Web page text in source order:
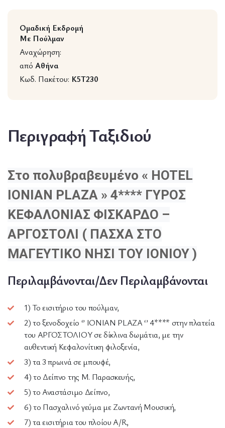
Ομαδική Εκδρομή
Με Πούλμαν
Αναχώρηση:
από Αθήνα
Κωδ. Πακέτου: K5T230
Περιγραφή Ταξιδιού
Στο πολυβραβευμένο « HOTEL
IONIAN PLAZA » 4**** ΓΥΡΟΣ
ΚΕΦΑΛΟΝΙΑΣ ΦΙΣΚΑΡΔΟ –
ΑΡΓΟΣΤΟΛΙ ( ΠΑΣΧΑ ΣΤΟ
ΜΑΓΕΥΤΙΚΟ ΝΗΣΙ ΤΟΥ ΙΟΝΙΟΥ )
Περιλαμβάνονται/Δεν Περιλαμβάνονται
1) Το εισιτήριο του πούλμαν,
2) το ξενοδοχείο ‘’ IONIAN PLAZA ‘’ 4**** στην πλατεία
του ΑΡΓΟΣΤΟΛΙΟΥ σε δίκλινα δωμάτια, με την
αυθεντική Κεφαλονίτικη φιλοξενία,
3) τα 3 πρωινά σε μπουφέ,
4) το Δείπνο της Μ. Παρασκευής,
5) το Αναστάσιμο Δείπνο,
6) το Πασχαλινό γεύμα με Ζωντανή Μουσική,
7) τα εισιτήρια του πλοίου Α/R,